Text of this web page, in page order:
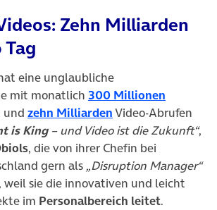
Zehn Milliarden
eine unglaubliche
mit monatlich 300 Millionen
und zehn Milliarden(öffnet in neuem
Video-Abrufen
is King– und Video ist die Zukunft“,
, die von ihrer Chefin bei
gern als „Disruption Manager“
weil sie die innovativen und leicht
im Personalbereich leitet.